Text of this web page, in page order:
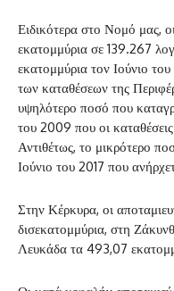
Ειδικότερα στο Νομό μας,
εκατομμύρια σε 139.267
εκατομμύρια τον Ιούνιο
των καταθέσεων της
υψηλότερο ποσό που
του 2009 που οι
Αντιθέτως, το μικρότερο
Ιούνιο του 2017 που
Στην Κέρκυρα, οι
δισεκατομμύρια, στη
Λευκάδα τα 493,07